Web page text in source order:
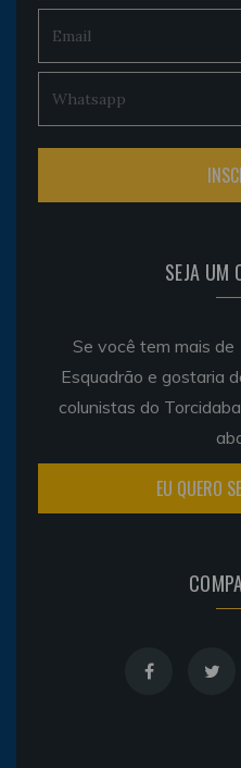
SEJA UM
Se você tem mais
Esquadrão e gostaria
colunistas do
EU QUERO